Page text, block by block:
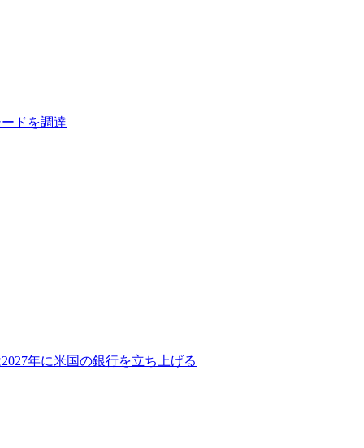
ドを調達
年に米国の銀行を立ち上げる